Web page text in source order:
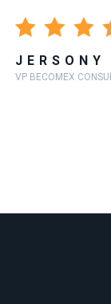
JERSONY
VP BECOMEX